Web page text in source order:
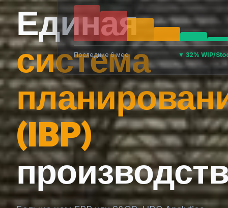
Единая
система
(IBP)
Последние 6 мес. ▼ 32% WIP/